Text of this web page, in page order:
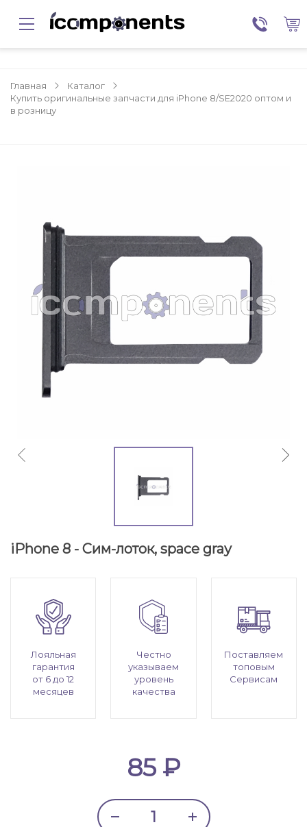
Главная
Каталог
Купить оригинальные запчасти для iPhone 8/SE2020 оптом и
в розницу
iPhone 8 - Сим-лоток, space gray
Лояльная
гарантия
от 6 до 12
месяцев
Честно
указываем
уровень
качества
Поставляем
топовым
Сервисам
85 ₽